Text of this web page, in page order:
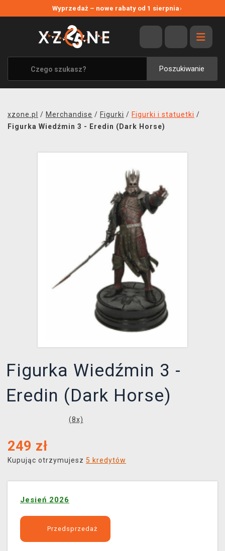
Wyprzedaż – nowe rabaty od 1 sierpnia›
Poszukiwanie
WYPRZEDAŻ
WSZYSTKIE MARKI
XZONE ORIGINALS
UBRANIA I AKCESORIA
SOUNDTRACKI
xzone.pl / Merchandise / Figurki / Figurki i statuetki /
Figurka Wiedźmin 3 - Eredin (Dark Horse)
Figurka Wiedźmin 3 -
Eredin (Dark Horse)
(8x)
249 zł
Kupując otrzymujesz 5 kredytów
Jesień 2026
Przedsprzedaż